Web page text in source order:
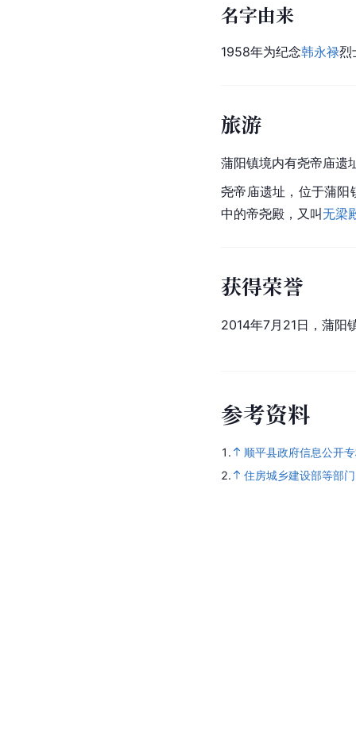
名字由来
1958年为纪念韩永禄烈
旅游
蒲阳镇境内有尧帝庙遗
尧帝庙遗址，位于蒲阳
中的帝尧殿，又叫无梁
获得荣誉
2014年7月21日，蒲阳
参考资料
1.
顺平县政府信息公开
2.
住房城乡建设部等部